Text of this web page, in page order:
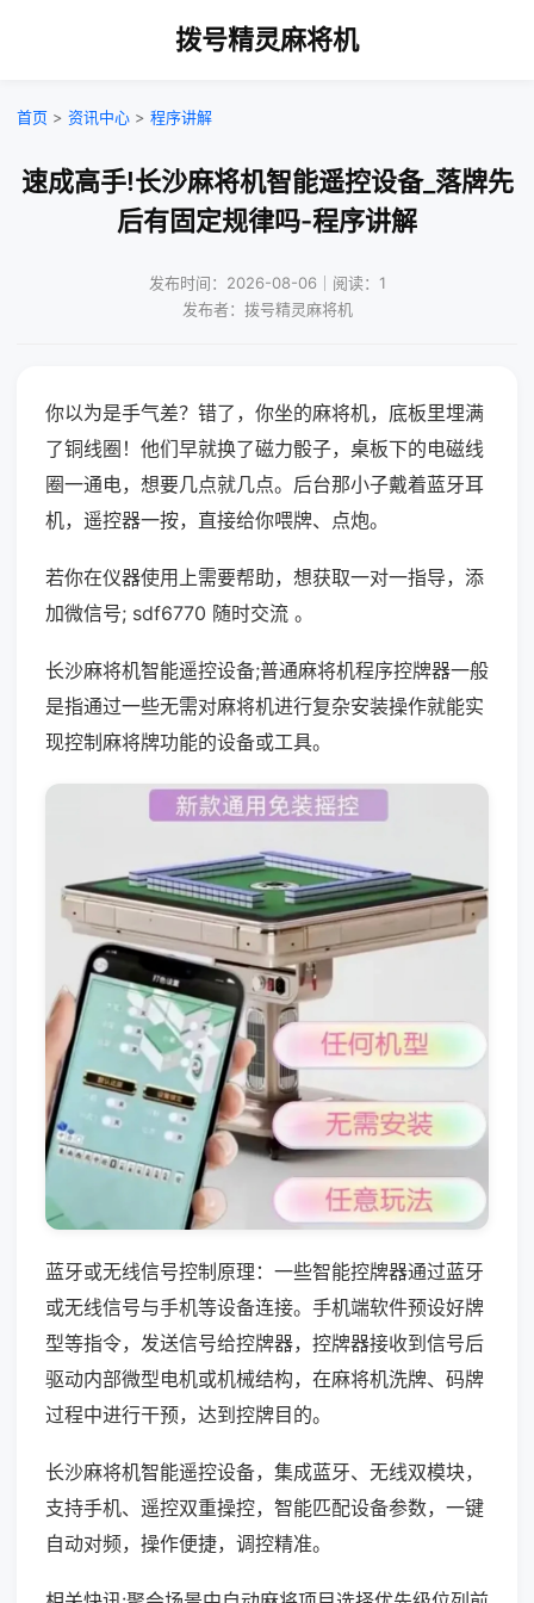
拨号精灵麻将机
首页 > 资讯中心 > 程序讲解
速成高手!长沙麻将机智能遥控设备_落牌先
后有固定规律吗-程序讲解
发布时间：2026-08-06｜阅读：1
发布者：拨号精灵麻将机
你以为是手气差？错了，你坐的麻将机，底板里埋满
了铜线圈！他们早就换了磁力骰子，桌板下的电磁线
圈一通电，想要几点就几点。后台那小子戴着蓝牙耳
机，遥控器一按，直接给你喂牌、点炮。
若你在仪器使用上需要帮助，想获取一对一指导，添
加微信号; sdf6770 随时交流 。
长沙麻将机智能遥控设备;普通麻将机程序控牌器一般
是指通过一些无需对麻将机进行复杂安装操作就能实
现控制麻将牌功能的设备或工具。
蓝牙或无线信号控制原理：一些智能控牌器通过蓝牙
或无线信号与手机等设备连接。手机端软件预设好牌
型等指令，发送信号给控牌器，控牌器接收到信号后
驱动内部微型电机或机械结构，在麻将机洗牌、码牌
过程中进行干预，达到控牌目的。
长沙麻将机智能遥控设备，集成蓝牙、无线双模块，
支持手机、遥控双重操控，智能匹配设备参数，一键
自动对频，操作便捷，调控精准。